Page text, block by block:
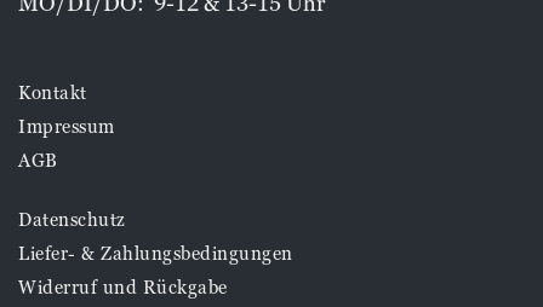
Kontakt
Impressum
AGB
Datenschutz
Liefer- & Zahlungsbedingungen
Widerruf und Rückgabe